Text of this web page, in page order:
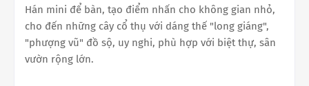
Hán mini để bàn, tạo điểm nhấn cho không gian nhỏ,
cho đến những cây cổ thụ với dáng thế "long giáng",
"phượng vũ" đồ sộ, uy nghi, phù hợp với biệt thự, sân
vườn rộng lớn.